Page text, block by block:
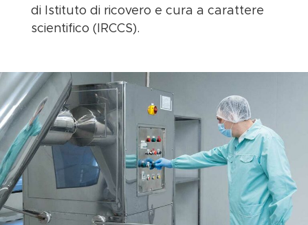
di Istituto di ricovero e cura a carattere
scientifico (IRCCS).